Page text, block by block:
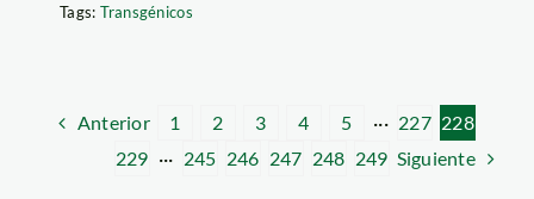
Tags: Transgénicos
Anterior 1 2 3 4 5 ··· 227 228
229 ··· 245 246 247 248 249 Siguiente